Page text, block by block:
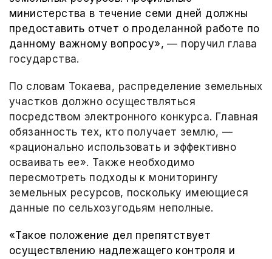
министерства в течение семи дней должны
предоставить отчет о проделанной работе по
данному важному вопросу»,— поручил глава
государства.
По словам Токаева, распределение земельных
участков должно осуществляться
посредством электронного конкурса. Главная
обязанность тех, кто получает землю, —
«рационально использовать и эффективно
осваивать ее». Также необходимо
пересмотреть подходы к мониторингу
земельных ресурсов, поскольку имеющиеся
данные по сельхозугодьям неполные.
«Такое положение дел препятствует
осуществлению надлежащего контроля и